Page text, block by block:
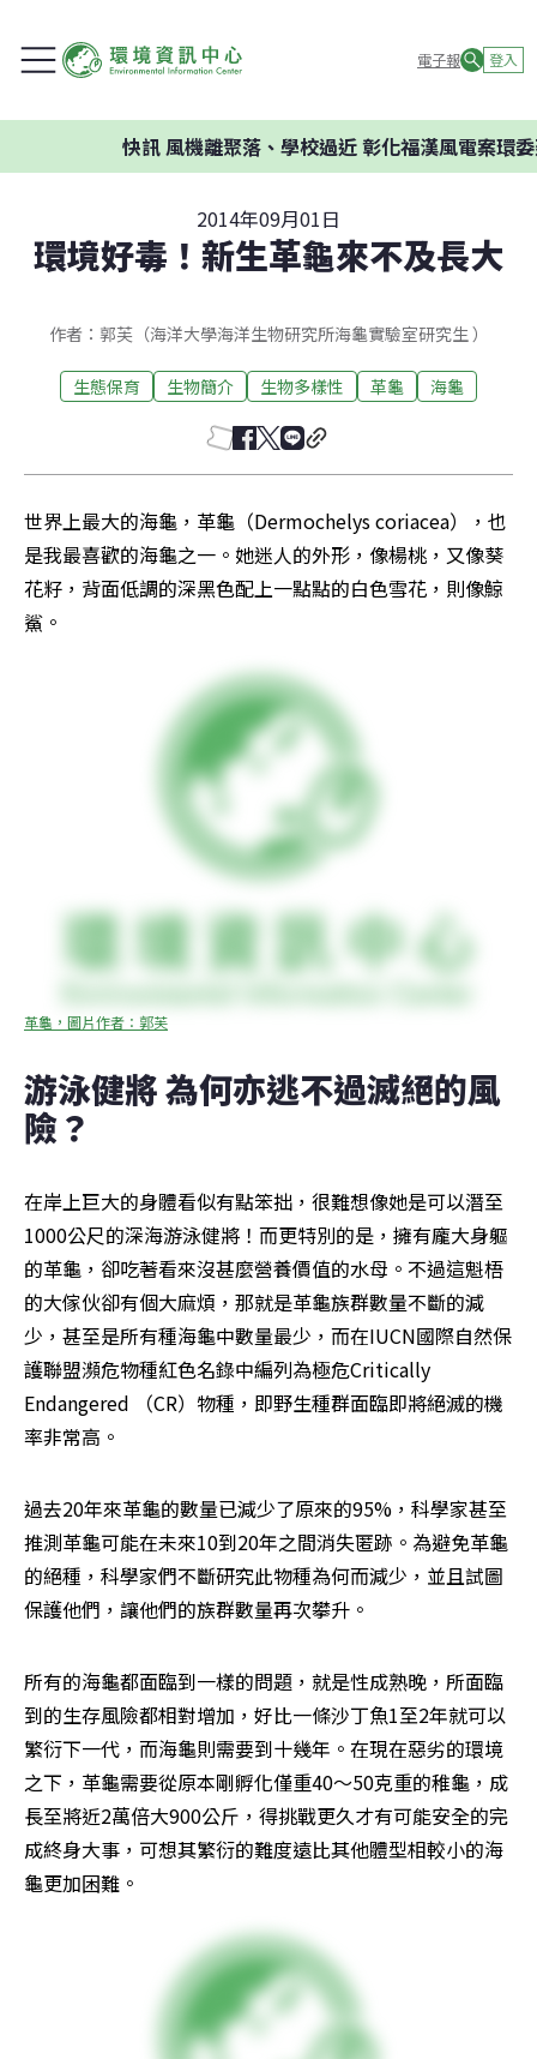
電子報 登入
風機離聚落、學校過近 彰化福漢風電案環委建議不
2014年09月01日
環境好毒！新生革龜來不及長大
作者：郭芙（海洋大學海洋生物研究所海龜實驗室研究生 ）
生態保育 生物簡介 生物多樣性 革龜 海龜
世界上最大的海龜，革龜（Dermochelys coriacea），也
是我最喜歡的海龜之一。她迷人的外形，像楊桃，又像葵
花籽，背面低調的深黑色配上一點點的白色雪花，則像鯨
鯊。
革龜，圖片作者：郭芙
游泳健將 為何亦逃不過滅絕的風
險？
在岸上巨大的身體看似有點笨拙，很難想像她是可以潛至
1000公尺的深海游泳健將！而更特別的是，擁有龐大身軀
的革龜，卻吃著看來沒甚麼營養價值的水母。不過這魁梧
的大傢伙卻有個大麻煩，那就是革龜族群數量不斷的減
少，甚至是所有種海龜中數量最少，而在IUCN國際自然保
護聯盟瀕危物種紅色名錄中編列為極危Critically
Endangered （CR）物種，即野生種群面臨即將絕滅的機
率非常高。
過去20年來革龜的數量已減少了原來的95%，科學家甚至
推測革龜可能在未來10到20年之間消失匿跡。為避免革龜
的絕種，科學家們不斷研究此物種為何而減少，並且試圖
保護他們，讓他們的族群數量再次攀升。
所有的海龜都面臨到一樣的問題，就是性成熟晚，所面臨
到的生存風險都相對增加，好比一條沙丁魚1至2年就可以
繁衍下一代，而海龜則需要到十幾年。在現在惡劣的環境
之下，革龜需要從原本剛孵化僅重40～50克重的稚龜，成
長至將近2萬倍大900公斤，得挑戰更久才有可能安全的完
成終身大事，可想其繁衍的難度遠比其他體型相較小的海
龜更加困難。